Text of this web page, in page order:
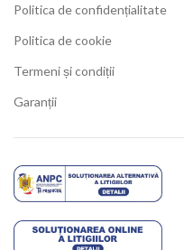
Politica de confidențialitate
Politica de cookie
Termeni și condiții
Garanții